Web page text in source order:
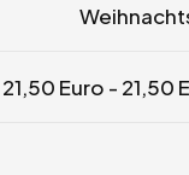
21,50 Euro - 21,50